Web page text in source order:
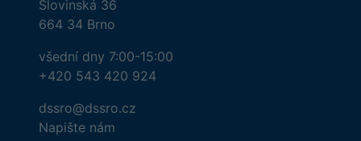
Slovinská 36
664 34 Brno
všední dny 7:00-15:00
+420 543 420 924
dssro@dssro.cz
Napište nám